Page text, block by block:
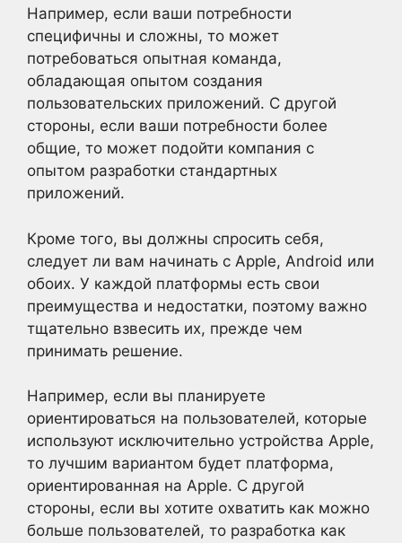
Например, если ваши потребности
специфичны и сложны, то может
потребоваться опытная команда,
обладающая опытом создания
пользовательских приложений. С другой
стороны, если ваши потребности более
общие, то может подойти компания с
опытом разработки стандартных
приложений.
Кроме того, вы должны спросить себя,
следует ли вам начинать с Apple, Android или
обоих. У каждой платформы есть свои
преимущества и недостатки, поэтому важно
тщательно взвесить их, прежде чем
принимать решение.
Например, если вы планируете
ориентироваться на пользователей, которые
используют исключительно устройства Apple,
то лучшим вариантом будет платформа,
ориентированная на Apple. С другой
стороны, если вы хотите охватить как можно
больше пользователей, то разработка как